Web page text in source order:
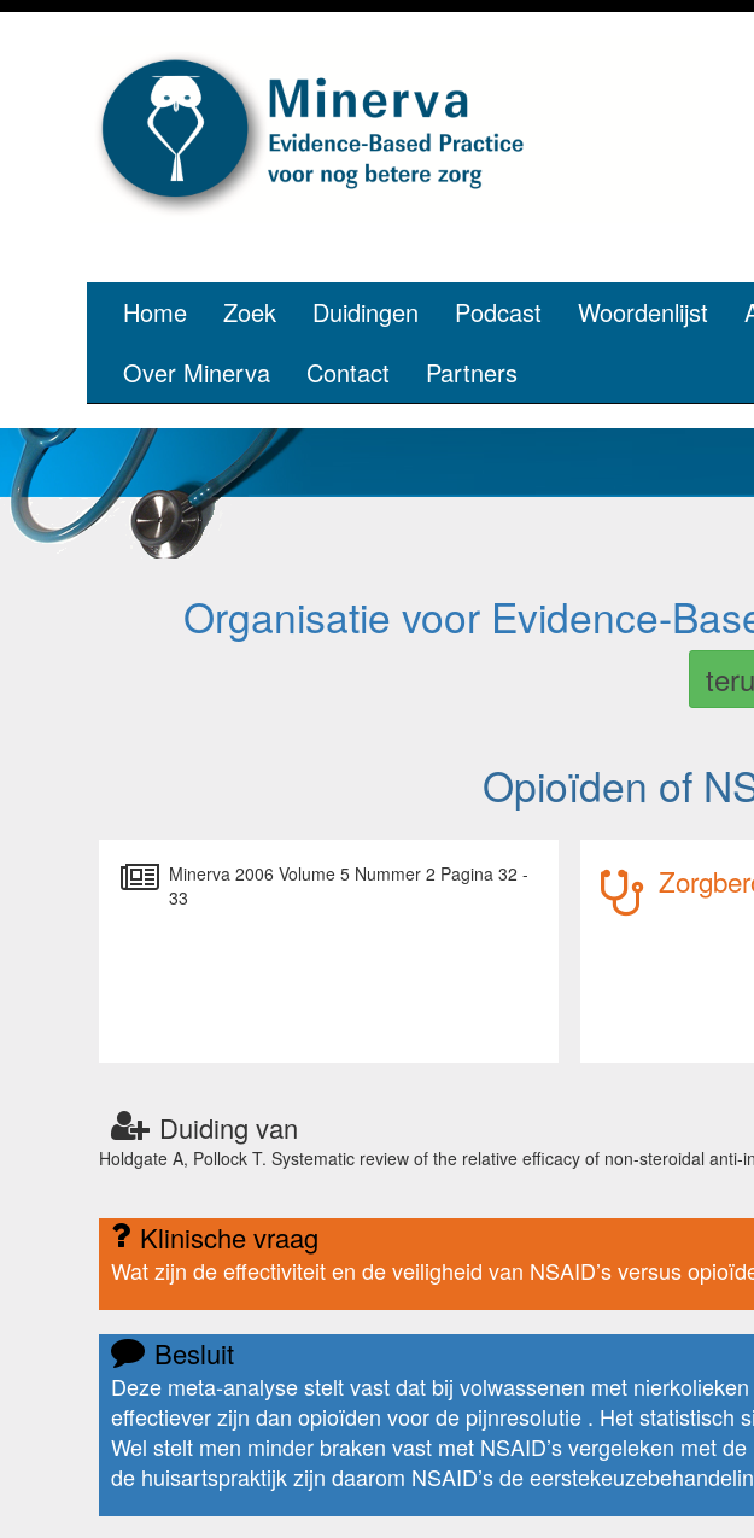
Je bent jong en zoekt roem met je
Home Zoek Duidingen Podcast Woordenlijst
Over Minerva
Contact Partners
Organisatie voor Evidence-
Opioïden of
Minerva 2006 Volume 5 Nummer 2 Pagina 32 -
33
Duiding van
Holdgate A, Pollock T. Systematic review of the relative efficacy of non-steroidal
Klinische vraag
Wat zijn de effectiviteit en de veiligheid van NSAID’s versus
Besluit
Deze meta-analyse stelt vast dat bij volwassenen met
effectiever zijn dan opioïden voor de pijnresolutie . Het statistisch
Wel stelt men minder braken vast met NSAID’s vergeleken met
de huisartspraktijk zijn daarom NSAID’s de